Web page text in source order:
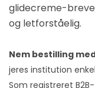
glidecreme-
og letforståelig.
Nem bestilling
jeres institution
Som registreret